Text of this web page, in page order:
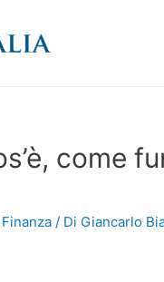
come
/ Di Giancarlo